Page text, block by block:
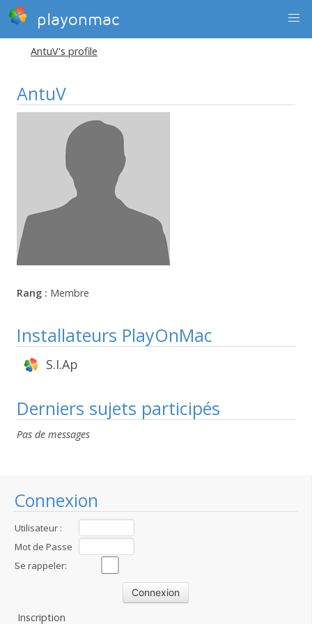
playonmac
Connexion
Utilisateur :
Mot de Passe
:Se rappeler:
Inscription
AntuV's profile
AntuV
Rang : Membre
Installateurs PlayOnMac
S.I.Ap
Derniers sujets participés
Pas de messages